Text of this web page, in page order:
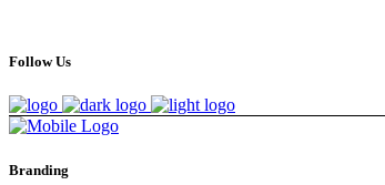
Follow Us
Branding